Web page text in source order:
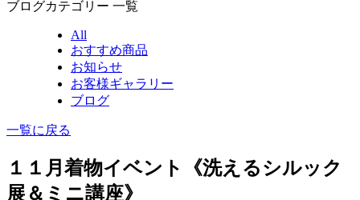
ブログカテゴリー 一覧
All
おすすめ商品
お知らせ
お客様ギャラリー
ブログ
一覧に戻る
１１月着物イベント《洗えるシルック
展＆ミニ講座》